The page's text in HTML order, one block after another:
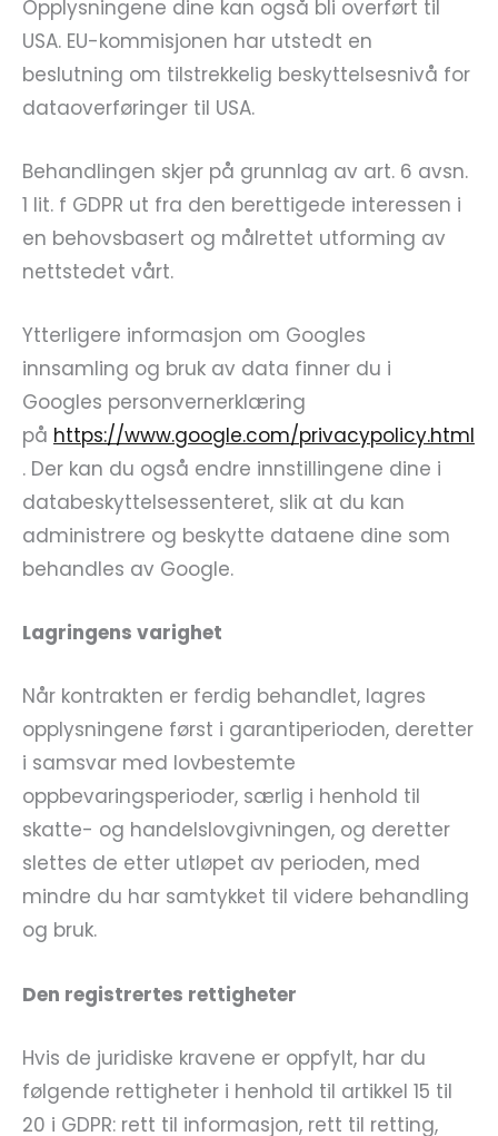
Opplysningene dine kan også bli overført til
USA. EU-kommisjonen har utstedt en
beslutning om tilstrekkelig beskyttelsesnivå for
dataoverføringer til USA.
Behandlingen skjer på grunnlag av art. 6 avsn.
1 lit. f GDPR ut fra den berettigede interessen i
en behovsbasert og målrettet utforming av
nettstedet vårt.
Ytterligere informasjon om Googles
innsamling og bruk av data finner du i
Googles personvernerklæring
på https://www.google.com/privacypolicy.html
. Der kan du også endre innstillingene dine i
databeskyttelsessenteret, slik at du kan
administrere og beskytte dataene dine som
behandles av Google.
Lagringens varighet
Når kontrakten er ferdig behandlet, lagres
opplysningene først i garantiperioden, deretter
i samsvar med lovbestemte
oppbevaringsperioder, særlig i henhold til
skatte- og handelslovgivningen, og deretter
slettes de etter utløpet av perioden, med
mindre du har samtykket til videre behandling
og bruk.
Den registrertes rettigheter
Hvis de juridiske kravene er oppfylt, har du
følgende rettigheter i henhold til artikkel 15 til
20 i GDPR: rett til informasjon, rett til retting,